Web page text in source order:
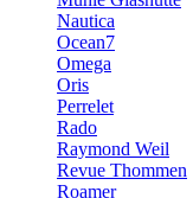
Nautica
Ocean7
Omega
Oris
Perrelet
Rado
Raymond Weil
Revue Thommen
Roamer